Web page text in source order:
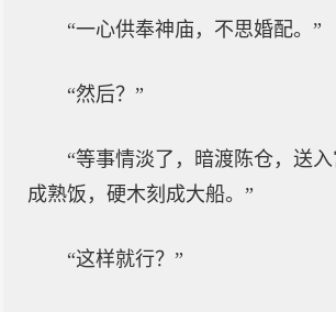
“一心供奉神庙，不思婚配。”
“然后？”
“等事情淡了，暗渡陈仓，送
成熟饭，硬木刻成大船。”
“这样就行？”